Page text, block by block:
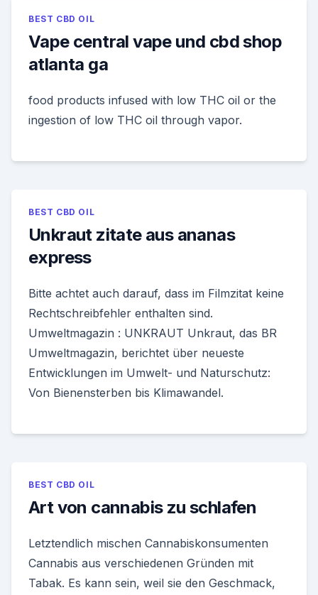
BEST CBD OIL
Vape central vape und cbd shop
atlanta ga
food products infused with low THC oil or the
ingestion of low THC oil through vapor.
BEST CBD OIL
Unkraut zitate aus ananas
express
Bitte achtet auch darauf, dass im Filmzitat keine
Rechtschreibfehler enthalten sind.
Umweltmagazin : UNKRAUT Unkraut, das BR
Umweltmagazin, berichtet über neueste
Entwicklungen im Umwelt- und Naturschutz:
Von Bienensterben bis Klimawandel.
BEST CBD OIL
Art von cannabis zu schlafen
Letztendlich mischen Cannabiskonsumenten
Cannabis aus verschiedenen Gründen mit
Tabak. Es kann sein, weil sie den Geschmack,